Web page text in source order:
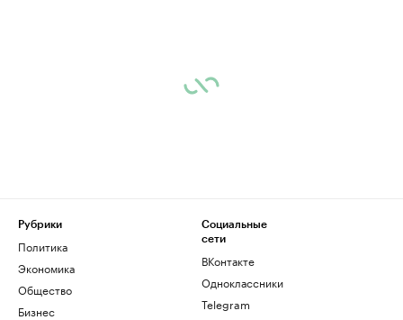
Рубрики
Политика
Экономика
Общество
Бизнес
Социальные
сети
ВКонтакте
Одноклассники
Telegram